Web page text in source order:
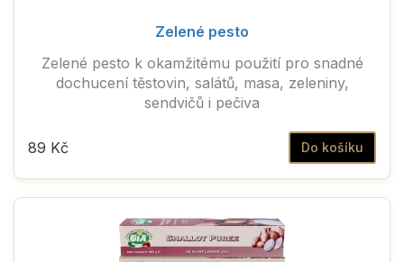
Zelené pesto
Zelené pesto k okamžitému použití pro snadné
dochucení těstovin, salátů, masa, zeleniny,
sendvičů i pečiva
Do košíku
89 Kč